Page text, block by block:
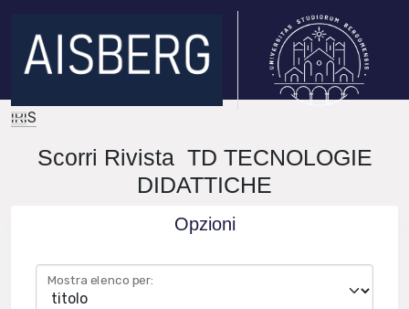
IRIS
Scorri Rivista TD TECNOLOGIE
DIDATTICHE
Opzioni
Mostra elenco per: